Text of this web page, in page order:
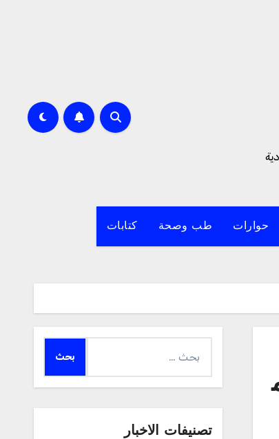
حوارات طب وصحة كتابات
عن:
تصنيفات الاخبار